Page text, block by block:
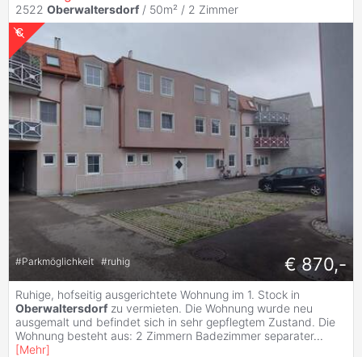
2522 Oberwaltersdorf / 50m² / 2 Zimmer
#Parkmöglichkeit #ruhig € 870,-
Ruhige, hofseitig ausgerichtete Wohnung im 1. Stock in
Oberwaltersdorf zu vermieten. Die Wohnung wurde neu
ausgemalt und befindet sich in sehr gepflegtem Zustand. Die
Wohnung besteht aus: 2 Zimmern Badezimmer separater...
[Mehr]